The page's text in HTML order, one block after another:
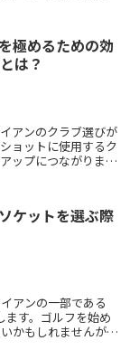
極めるための効
は？
アンのクラブ選びが
ョットに使用するク
ップにつながりま
ケットを選ぶ際
アンの一部である
ます。ゴルフを始め
かもしれませんが、